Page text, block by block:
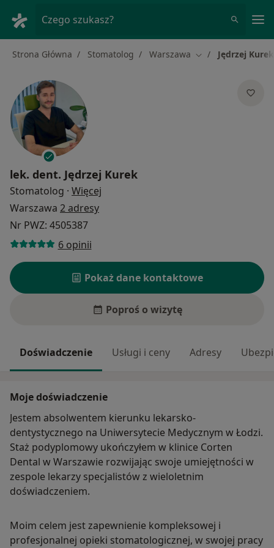
Czego szukasz?
Strona Główna Stomatolog Warszawa Zmień miasto
Jędrzej Kurek
lek. dent. Jędrzej Kurek
Stomatolog · Więcej
Warszawa 2 adresy
Nr PWZ: 4505387
6 opinii
Pokaż dane kontaktowe
Poproś o wizytę
Doświadczenie Usługi i ceny Adresy
Moje doświadczenie
Jestem absolwentem kierunku lekarsko-
dentystycznego na Uniwersytecie Medycznym w Łodzi.
Staż podyplomowy ukończyłem w klinice Corten
Dental w Warszawie rozwijając swoje umiejętności w
zespole lekarzy specjalistów z wieloletnim
doświadczeniem.
Moim celem jest zapewnienie kompleksowej i
profesjonalnej opieki stomatologicznej, w swojej pracy